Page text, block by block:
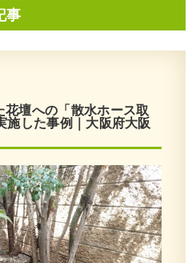
事
花壇への「散水ホース取
施した事例｜大阪府大阪